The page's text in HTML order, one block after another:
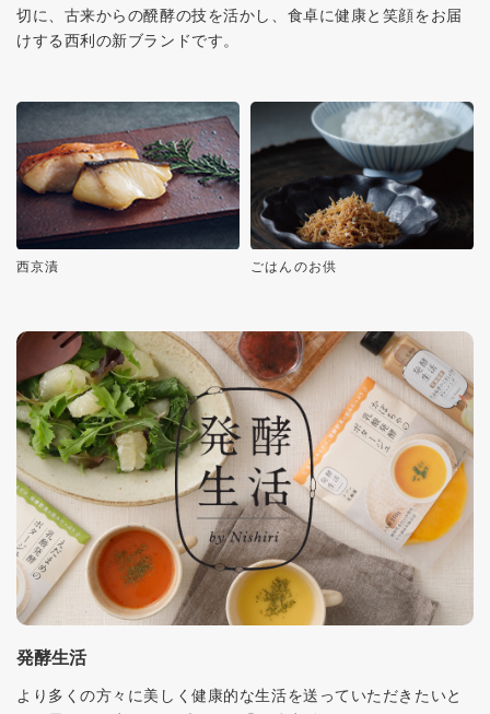
切に、古来からの醗酵の技を活かし、食卓に健康と笑顔をお届
けする西利の新ブランドです。
西京漬 ごはんのお供
発酵生活
より多くの方々に美しく健康的な生活を送っていただきたいと